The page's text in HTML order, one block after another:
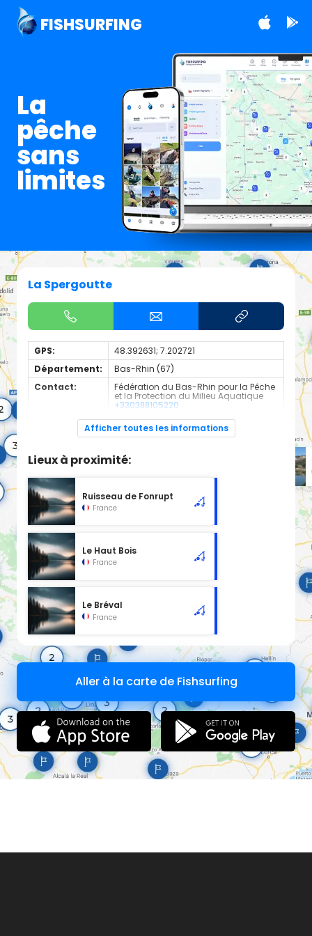
FISHSURFING
La
pêche
sans
limites
La Spergoutte
GPS:
48.392631; 7.202721
Département:
Bas-Rhin (67)
Contact:
Fédération du Bas-Rhin pour la Pêche
et la Protection du Milieu Aquatique
+330388105220
Espèces de
Truite
Afficher toutes les informations
Lieux à proximité:
Ruisseau de Fonrupt
France
Le Haut Bois
France
Le Bréval
France
Aller à la carte de Fishsurfing